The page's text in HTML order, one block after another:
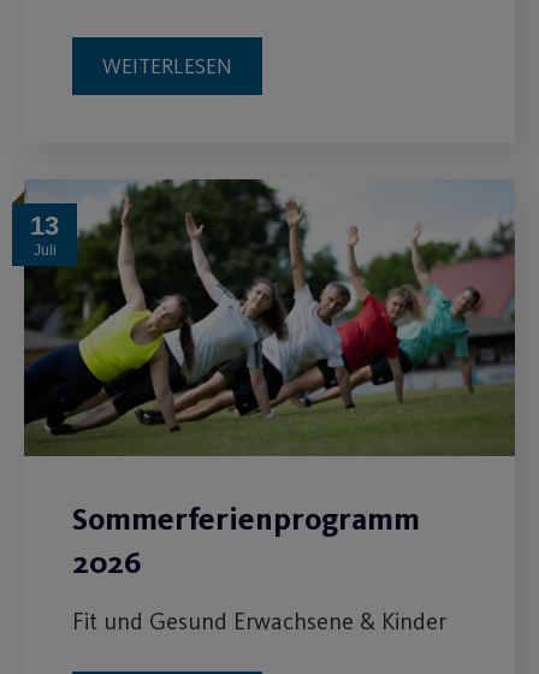
WEITERLESEN
13
Juli
Sommerferienprogramm
2026
Fit und Gesund Erwachsene & Kinder